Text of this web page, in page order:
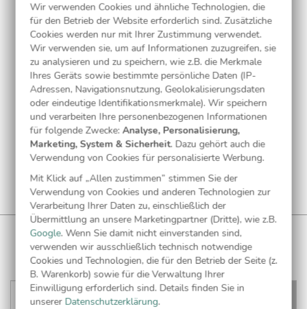
WUNDERKARTEN NEWSLETTER
Anmelden undCHF 5 Gutschein** sichern!
Wir verwenden Cookies und ähnliche Technologien, die
für den Betrieb der Website erforderlich sind. Zusätzliche
Cookies werden nur mit Ihrer Zustimmung verwendet.
Wir verwenden sie, um auf Informationen zuzugreifen, sie
zu analysieren und zu speichern, wie z.B. die Merkmale
Ihres Geräts sowie bestimmte persönliche Daten (IP-
Adressen, Navigationsnutzung, Geolokalisierungsdaten
oder eindeutige Identifikationsmerkmale). Wir speichern
und verarbeiten Ihre personenbezogenen Informationen
für folgende Zwecke:Analyse, Personalisierung,
Marketing, System & Sicherheit. Dazu gehört auch die
Verwendung von Cookies für personalisierte Werbung.
Mit Klick auf „Allen zustimmen” stimmen Sie der
Verwendung von Cookies und anderen Technologien zur
Verarbeitung Ihrer Daten zu, einschließlich der
Übermittlung an unsere Marketingpartner (Dritte), wie z.B.
Google. Wenn Sie damit nicht einverstanden sind,
verwenden wir ausschließlich technisch notwendige
Cookies und Technologien, die für den Betrieb der Seite (z.
B. Warenkorb) sowie für die Verwaltung Ihrer
Einwilligung erforderlich sind. Details finden Sie in
unserer Datenschutzerklärung.